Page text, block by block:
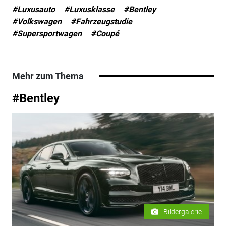
#Luxusauto #Luxusklasse
#Bentley
#Volkswagen
#Fahrzeugstudie
#Supersportwagen
#Coupé
Mehr zum Thema
#Bentley
Bildergalerie